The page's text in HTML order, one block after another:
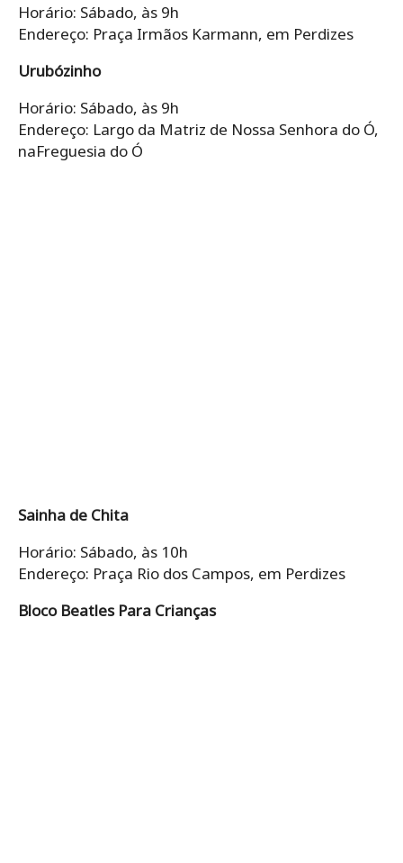
Horário: Sábado, às 9h
Endereço: Praça Irmãos Karmann, em Perdizes
Urubózinho
Horário: Sábado, às 9h
Endereço: Largo da Matriz de Nossa Senhora do Ó,
naFreguesia do Ó
Sainha de Chita
Horário: Sábado, às 10h
Endereço: Praça Rio dos Campos, em Perdizes
Bloco Beatles Para Crianças